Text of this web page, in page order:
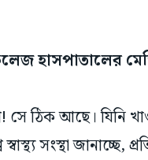
হাসপাতালের
ঠিক আছে। যিনি
সংস্থা জানাচ্ছে,